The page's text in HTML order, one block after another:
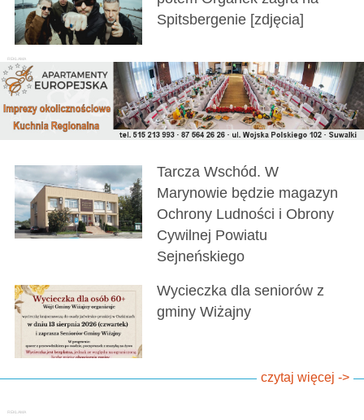
Spitsbergenie [zdjęcia]
Tarcza Wschód. W
Marynowie będzie magazyn
Ochrony Ludności i Obrony
Cywilnej Powiatu
Sejneńskiego
Wycieczka dla seniorów z
gminy Wiżajny
czytaj więcej ->